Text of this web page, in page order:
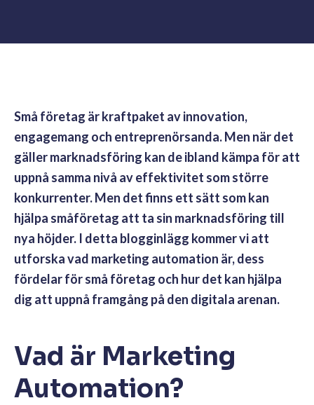
Små företag är kraftpaket av innovation,
engagemang och entreprenörsanda. Men när det
gäller marknadsföring kan de ibland kämpa för att
uppnå samma nivå av effektivitet som större
konkurrenter. Men det finns ett sätt som kan
hjälpa småföretag att ta sin marknadsföring till
nya höjder. I detta blogginlägg kommer vi att
utforska vad marketing automation är, dess
fördelar för små företag och hur det kan hjälpa
dig att uppnå framgång på den digitala arenan.
Vad är Marketing
Automation?